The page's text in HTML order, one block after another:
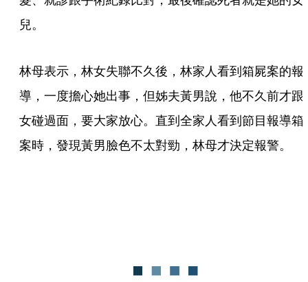
兒。
林母表示，林女失聯不久後，林家人看到箱屍案的報
導，一度擔心她出事，但姊夫黃男說，他不久前才跟
女碰過面，要大家放心。直到全家人看到節目報導箱
案時，發現黃男臉色不太對勁，林母才決定報警。